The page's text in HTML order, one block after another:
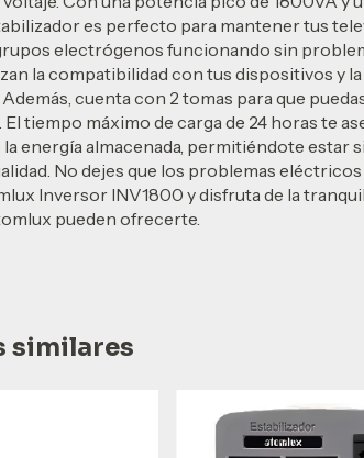
es perfecto para mantener tus
electrógenos funcionando sin
la compatibilidad con tus dispositivos y
cuenta con 2 tomas para que
tiempo máximo de carga de 24 horas te
energía almacenada, permitiéndote estar
No dejes que los problemas
Inversor INV1800 y disfruta de la
pueden ofrecerte.
similares